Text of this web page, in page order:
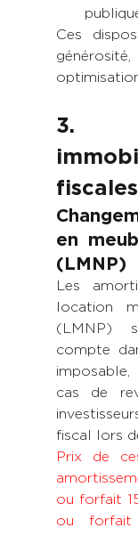
Ces
3.
en
(LMNP)
Les
location
(LMNP)
compte
cas de
fiscal lors
Prix de
ou forfait
ou